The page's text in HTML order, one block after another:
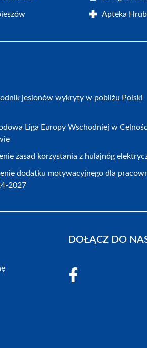
Apteka
jesionów wykryty w pobliżu Polski
Liga Europy Wschodniej w
zasad korzystania z hulajnóg
dodatku motywacyjnego dla
2027
DOŁĄCZ DO